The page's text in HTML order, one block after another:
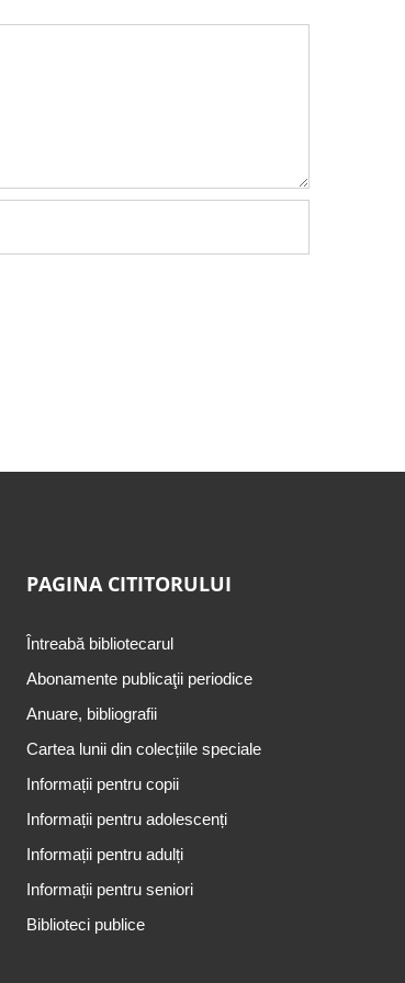
PAGINA CITITORULUI
Întreabă bibliotecarul
Abonamente publicaţii periodice
Anuare, bibliografii
Cartea lunii din colecțiile speciale
Informații pentru copii
Informații pentru adolescenți
Informații pentru adulți
Informații pentru seniori
Biblioteci publice